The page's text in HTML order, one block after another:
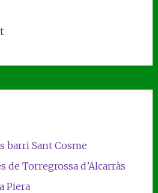
barri Sant Cosme
de Torregrossa d’Alcarràs
Piera